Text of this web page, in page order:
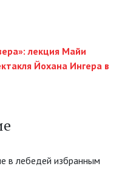
лекция Майи
Йохана Ингера в
в лебедей избранным